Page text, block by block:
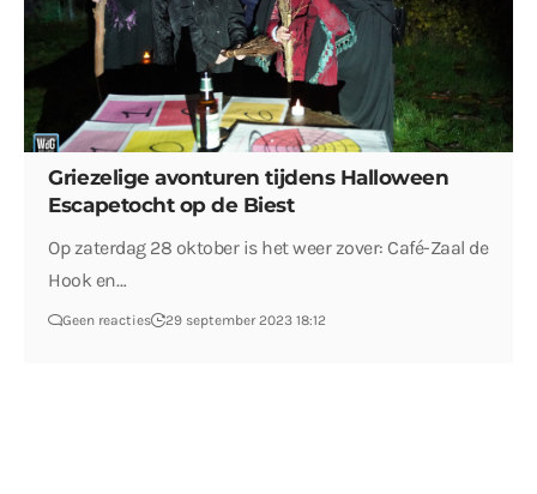
Griezelige avonturen tijdens Halloween
Escapetocht op de Biest
Op zaterdag 28 oktober is het weer zover: Café-Zaal de
Hook en…
Geen reacties 29 september 2023 18:12